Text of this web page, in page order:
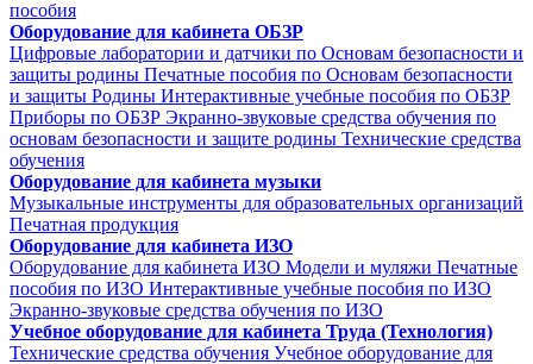
пособия
Оборудование для кабинета ОБЗР
Цифровые лаборатории и датчики по Основам безопасности и
защиты родины Печатные пособия по Основам безопасности
и защиты Родины Интерактивные учебные пособия по ОБЗР
Приборы по ОБЗР Экранно-звуковые средства обучения по
основам безопасности и защите родины Технические средства
обучения
Оборудование для кабинета музыки
Музыкальные инструменты для образовательных организаций
Печатная продукция
Оборудование для кабинета ИЗО
Оборудование для кабинета ИЗО Модели и муляжи Печатные
пособия по ИЗО Интерактивные учебные пособия по ИЗО
Экранно-звуковые средства обучения по ИЗО
Учебное оборудование для кабинета Труда (Технология)
Технические средства обучения Учебное оборудование для